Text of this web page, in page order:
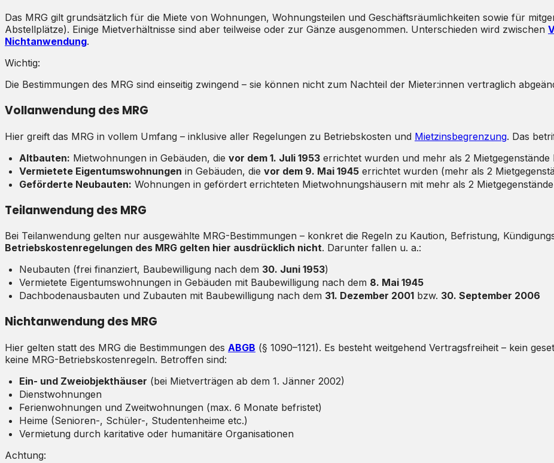
Das MRG gilt grundsätzlich für die Miete von Wohnungen, Wohnungsteilen und Geschäftsräumlichkeiten sowie für
Abstellplätze). Einige Mietverhältnisse sind aber teilweise oder zur Gänze ausgenommen. Unterschieden wird zwischen
Nichtanwendung.
Wichtig:
Die Bestimmungen des MRG sind einseitig zwingend – sie können nicht zum Nachteil der Mieter:innen vertraglich
Vollanwendung des MRG
Hier greift das MRG in vollem Umfang – inklusive aller Regelungen zu Betriebskosten und Mietzinsbegrenzung. Das
Altbauten: Mietwohnungen in Gebäuden, die vor dem 1. Juli 1953 errichtet wurden und mehr als 2 Mietgegenstände
Vermietete Eigentumswohnungen in Gebäuden, die vor dem 9. Mai 1945 errichtet wurden (mehr als 2
Geförderte Neubauten: Wohnungen in gefördert errichteten Mietwohnungshäusern mit mehr als 2
Teilanwendung des MRG
Bei Teilanwendung gelten nur ausgewählte MRG-Bestimmungen – konkret die Regeln zu Kaution, Befristung,
Betriebskostenregelungen des MRG gelten hier ausdrücklich nicht. Darunter fallen u. a.:
Neubauten (frei finanziert, Baubewilligung nach dem 30. Juni 1953)
Vermietete Eigentumswohnungen in Gebäuden mit Baubewilligung nach dem 8. Mai 1945
Dachbodenausbauten und Zubauten mit Baubewilligung nach dem 31. Dezember 2001 bzw. 30. September 2006
Nichtanwendung des MRG
Hier gelten statt des MRG die Bestimmungen des ABGB (§ 1090–1121). Es besteht weitgehend Vertragsfreiheit – kein
keine MRG-Betriebskostenregeln. Betroffen sind:
Ein- und Zweiobjekthäuser (bei Mietverträgen ab dem 1. Jänner 2002)
Dienstwohnungen
Ferienwohnungen und Zweitwohnungen (max. 6 Monate befristet)
Heime (Senioren-, Schüler-, Studentenheime etc.)
Vermietung durch karitative oder humanitäre Organisationen
Achtung: